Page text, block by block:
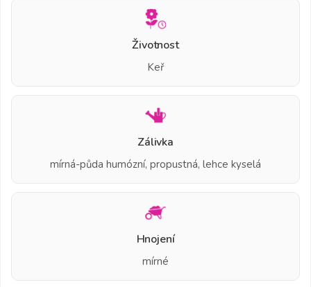
Životnost
Keř
Zálivka
mírná-půda humózní, propustná, lehce kyselá
Hnojení
mírné